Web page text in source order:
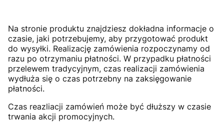
Na stronie produktu znajdziesz dokładna informacje o
czasie, jaki potrzebujemy, aby przygotować produkt
do wysyłki. Realizację zamówienia rozpoczynamy od
razu po otrzymaniu płatności. W przypadku płatności
przelewem tradycyjnym, czas realizacji zamówienia
wydłuża się o czas potrzebny na zaksięgowanie
płatności.
Czas reazliacji zamówień może być dłuższy w czasie
trwania akcji promocyjnych.